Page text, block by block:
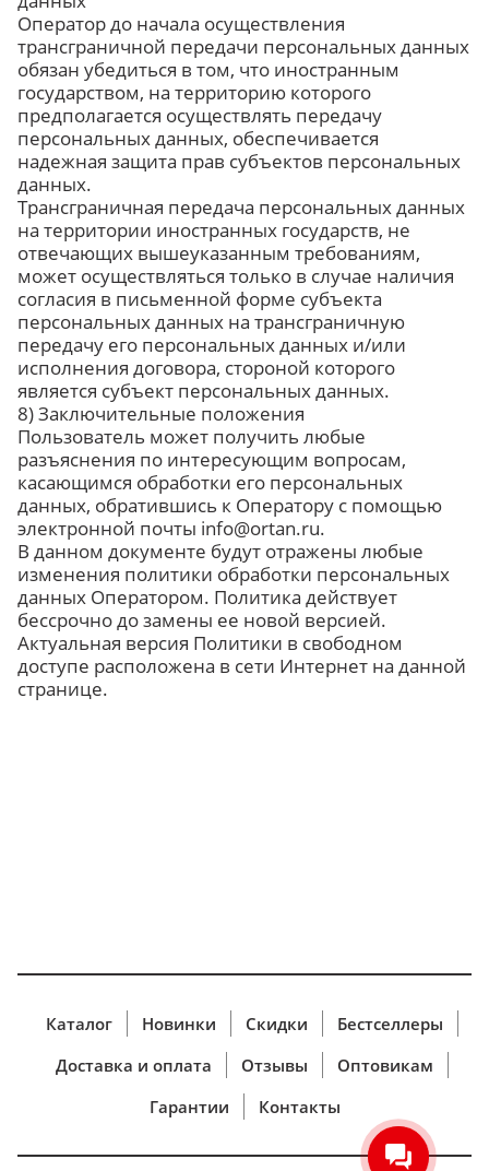
Оператор до начала осуществления
трансграничной передачи персональных данных
обязан убедиться в том, что иностранным
государством, на территорию которого
предполагается осуществлять передачу
персональных данных, обеспечивается
надежная защита прав субъектов персональных
данных.
Трансграничная передача персональных данных
на территории иностранных государств, не
отвечающих вышеуказанным требованиям,
может осуществляться только в случае наличия
согласия в письменной форме субъекта
персональных данных на трансграничную
передачу его персональных данных и/или
исполнения договора, стороной которого
является субъект персональных данных.
8) Заключительные положения
Пользователь может получить любые
разъяснения по интересующим вопросам,
касающимся обработки его персональных
данных, обратившись к Оператору с помощью
электронной почты info@ortan.ru.
В данном документе будут отражены любые
изменения политики обработки персональных
данных Оператором. Политика действует
бессрочно до замены ее новой версией.
Актуальная версия Политики в свободном
доступе расположена в сети Интернет на данной
странице.
Каталог Новинки Скидки
Бестселлеры
Доставка и оплата
Отзывы
Оптовикам
Гарантии
Контакты